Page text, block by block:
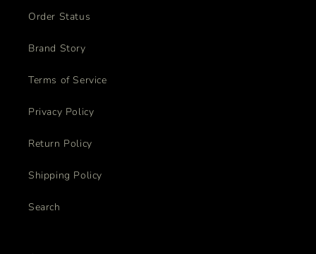
Order Status
Brand Story
Terms of Service
Privacy Policy
Return Policy
Shipping Policy
Search